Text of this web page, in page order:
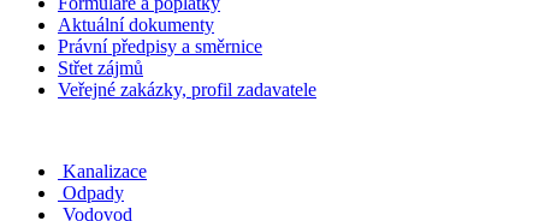
Aktuální dokumenty
Právní předpisy a směrnice
Střet zájmů
Veřejné zakázky, profil zadavatele
Kanalizace
Odpady
Vodovod